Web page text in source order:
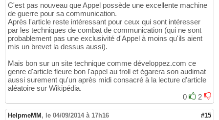
C'est pas nouveau que Appel possède une excellente machine
de guerre pour sa communication.
Après l'article reste intéressant pour ceux qui sont intéresser
par les techniques de combat de communication (qui ne sont
probablement pas une exclusivité d'Appel à moins qu'ils aient
mis un brevet la dessus aussi).
Mais bon sur un site technique comme développez.com ce
genre d'article fleure bon l'appel au troll et égarera son audimat
aussi surement qu'un après midi consacré à la lecture d'article
aléatoire sur Wikipédia.
0
2
HelpmeMM , le 04/09/2014 à 17h16 #15